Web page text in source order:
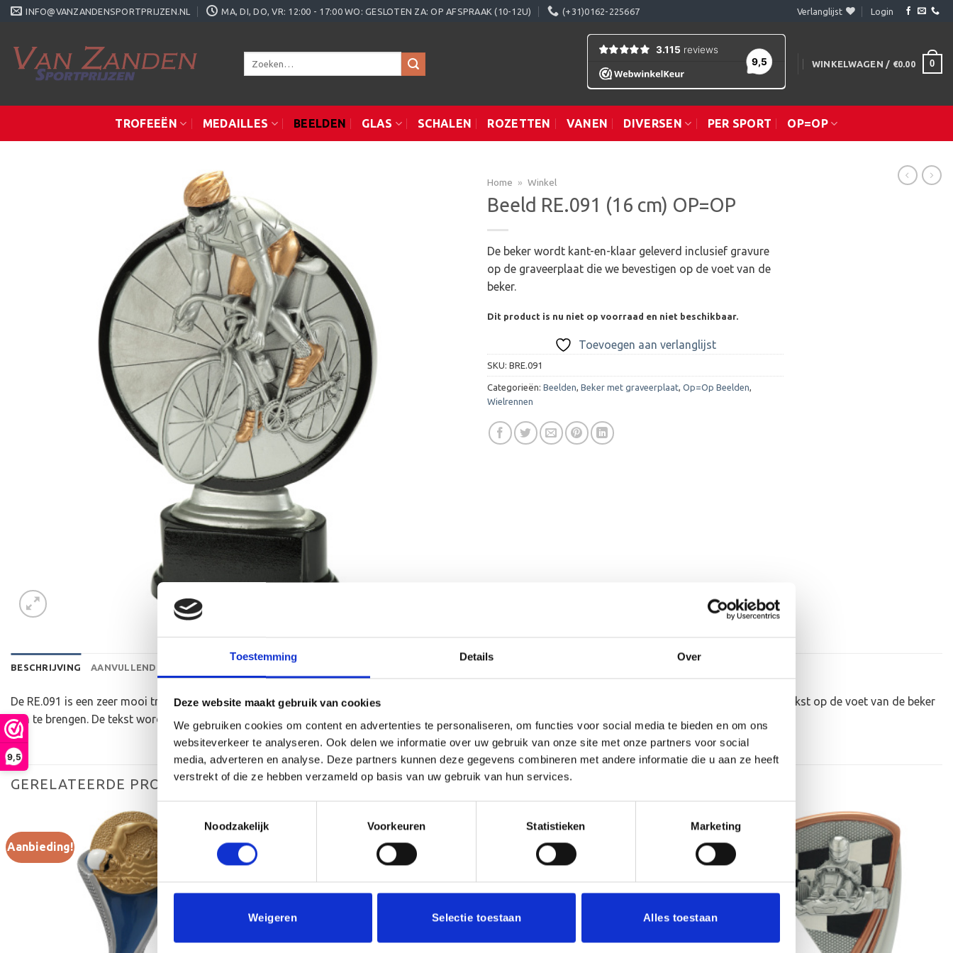
9,5
Toestemming Details Over
Deze website maakt gebruik van cookies
We gebruiken cookies om content en advertenties te personaliseren, om functies voor social media te bieden en om ons
websiteverkeer te analyseren. Ook delen we informatie over uw gebruik van onze site met onze partners voor social
media, adverteren en analyse. Deze partners kunnen deze gegevens combineren met andere informatie die u aan ze heeft
verstrekt of die ze hebben verzameld op basis van uw gebruik van hun services.
Noodzakelijk
Voorkeuren Statistieken Marketing
Weigeren Selectie toestaan Alles toestaan
Ga
INFO@VANZANDENSPORTPRIJZEN.NL MA, DI, DO, VR: 12:00 - 17:00 WO: GESLOTEN ZA: OP AFSPRAAK (10-12U) (+31)0162-225667 Verlanglijst Login
Zoeken
WINKELWAGEN / €0.00 0
TROFEEËN MEDAILLES BEELDEN GLAS SCHALEN ROZETTEN VANEN DIVERSEN PER SPORT OP=OP
Home » Winkel
Beeld RE.091 (16 cm) OP=OP
De beker wordt kant-en-klaar geleverd inclusief gravure
op de graveerplaat die we bevestigen op de voet van de
beker.
Dit product is nu niet op voorraad en niet beschikbaar.
Toevoegen aan verlanglijst
SKU: BRE.091
Categorieën: Beelden, Beker met graveerplaat, Op=Op Beelden,
Wielrennen
BESCHRIJVING AANVULLENDE INFORMATIE
De RE.091 is een zeer mooi trofee die zeer geschikt is voor ieder (sport)toernooi of businessevenement. We kunnen de beker personaliseren door er een tekst op de voet van de beker
aan te brengen. De tekst wordt door middel van graveren aangebracht op de beker.
GERELATEERDE PRODUCTEN
Aanbieding!
aan
verlanglijst
Aanbieding!
aan
verlanglijst
Aanbieding!
aan
verlanglijst
Aanbieding!
Toevoegen
verlanglijst